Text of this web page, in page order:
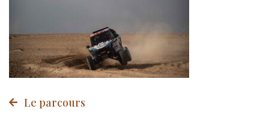
Post
Le parcours